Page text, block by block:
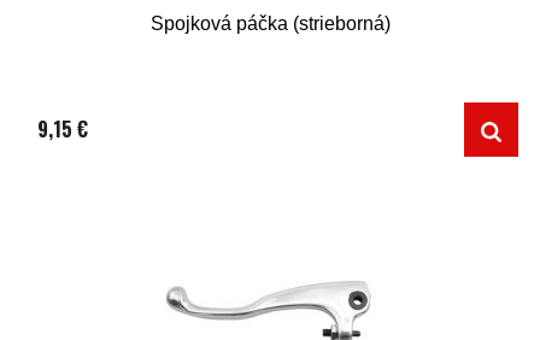
Spojková páčka (strieborná)
9,15 €